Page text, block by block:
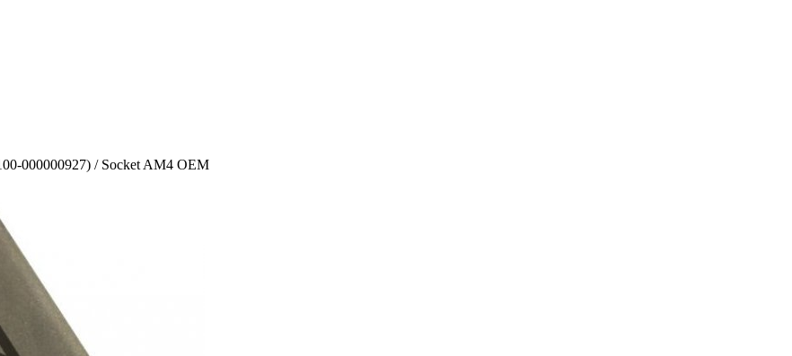
000000927) /­ Socket AM4 OEM